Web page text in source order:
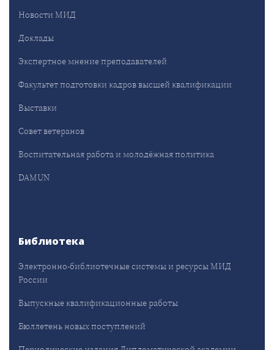
Новости МИД
Доклады
Экспертное мнение преподавателей
Факультет подготовки кадров высшей квалификации
Выставки
Совет ветеранов
Воспитательная работа и молодёжная политика
DAMUN
Библиотека
Электронно-библиотечные системы и ресурсы МИД
России
Выпускные квалификационные работы
Бюллетень новых поступлений